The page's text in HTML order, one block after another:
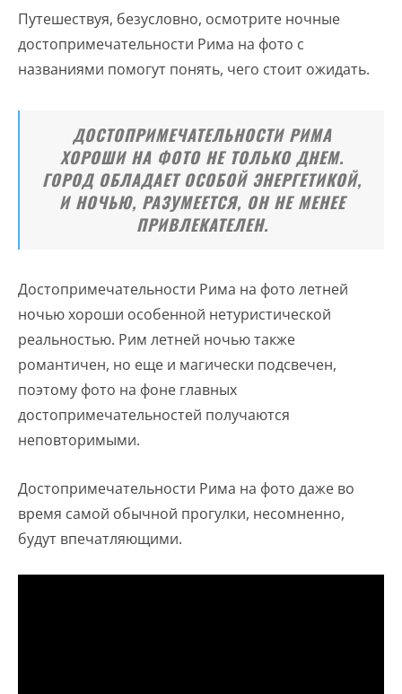
Путешествуя, безусловно, осмотрите ночные
достопримечательности Рима на фото с
названиями помогут понять, чего стоит ожидать.
ДОСТОПРИМЕЧАТЕЛЬНОСТИ РИМА
ХОРОШИ НА ФОТО НЕ ТОЛЬКО ДНЕМ.
ГОРОД ОБЛАДАЕТ ОСОБОЙ ЭНЕРГЕТИКОЙ,
И НОЧЬЮ, РАЗУМЕЕТСЯ, ОН НЕ МЕНЕЕ
ПРИВЛЕКАТЕЛЕН.
Достопримечательности Рима на фото летней
ночью хороши особенной нетуристической
реальностью. Рим летней ночью также
романтичен, но еще и магически подсвечен,
поэтому фото на фоне главных
достопримечательностей получаются
неповторимыми.
Достопримечательности Рима на фото даже во
время самой обычной прогулки, несомненно,
будут впечатляющими.